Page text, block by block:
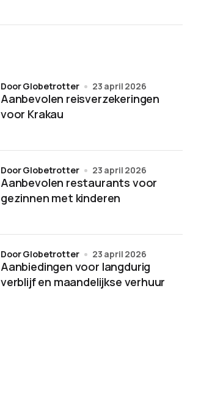
Aanbevolen reisverzekeringen
voor Krakau
door Globetrotter 23 april 2026
Aanbevolen restaurants voor
gezinnen met kinderen
door Globetrotter 23 april 2026
Aanbiedingen voor langdurig
verblijf en maandelijkse verhuur
door Globetrotter 23 april 2026